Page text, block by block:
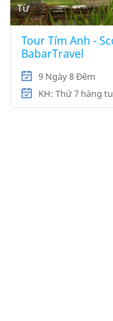
Từ
Tour Tím Anh -
BabarTravel
9 Ngày 8 Đêm
KH: Thứ 7 hàng